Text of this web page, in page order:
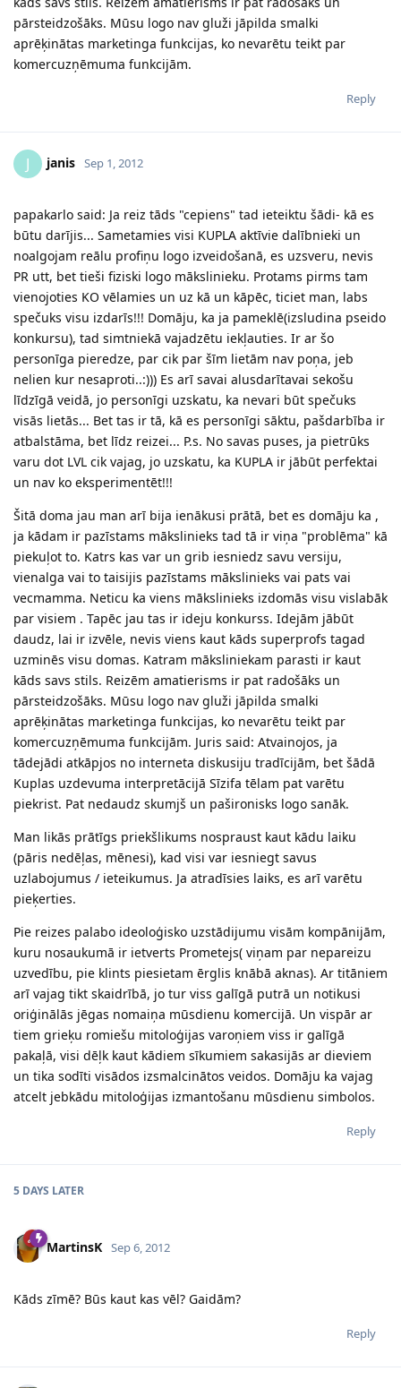
pārsteidzošāks. Mūsu logo nav gluži jāpilda smalki
aprēķinātas marketinga funkcijas, ko nevarētu teikt par
komercuzņēmuma funkcijām.
Reply
J janis Sep 1, 2012
papakarlo said: Ja reiz tāds "cepiens" tad ieteiktu šādi- kā es
būtu darījis... Sametamies visi KUPLA aktīvie dalībnieki un
noalgojam reālu profiņu logo izveidošanā, es uzsveru, nevis
PR utt, bet tieši fiziski logo mākslinieku. Protams pirms tam
vienojoties KO vēlamies un uz kā un kāpēc, ticiet man, labs
spečuks visu izdarīs!!! Domāju, ka ja pameklē(izsludina pseido
konkursu), tad simtniekā vajadzētu iekļauties. Ir ar šo
personīga pieredze, par cik par šīm lietām nav poņa, jeb
nelien kur nesaproti..:))) Es arī savai alusdarītavai sekošu
līdzīgā veidā, jo personīgi uzskatu, ka nevari būt spečuks
visās lietās... Bet tas ir tā, kā es personīgi sāktu, pašdarbība ir
atbalstāma, bet līdz reizei... P.s. No savas puses, ja pietrūks
varu dot LVL cik vajag, jo uzskatu, ka KUPLA ir jābūt perfektai
un nav ko eksperimentēt!!!
Šitā doma jau man arī bija ienākusi prātā, bet es domāju ka ,
ja kādam ir pazīstams mākslinieks tad tā ir viņa "problēma" kā
piekuļot to. Katrs kas var un grib iesniedz savu versiju,
vienalga vai to taisijis pazīstams mākslinieks vai pats vai
vecmamma. Neticu ka viens mākslinieks izdomās visu vislabāk
par visiem . Tapēc jau tas ir ideju konkurss. Idejām jābūt
daudz, lai ir izvēle, nevis viens kaut kāds superprofs tagad
uzminēs visu domas. Katram māksliniekam parasti ir kaut
kāds savs stils. Reizēm amatierisms ir pat radošāks un
pārsteidzošāks. Mūsu logo nav gluži jāpilda smalki
aprēķinātas marketinga funkcijas, ko nevarētu teikt par
komercuzņēmuma funkcijām. Juris said: Atvainojos, ja
tādejādi atkāpjos no interneta diskusiju tradīcijām, bet šādā
Kuplas uzdevuma interpretācijā Sīzifa tēlam pat varētu
piekrist. Pat nedaudz skumjš un pašironisks logo sanāk.
Man likās prātīgs priekšlikums nospraust kaut kādu laiku
(pāris nedēļas, mēnesi), kad visi var iesniegt savus
uzlabojumus / ieteikumus. Ja atradīsies laiks, es arī varētu
pieķerties.
Pie reizes palabo ideoloģisko uzstādijumu visām kompānijām,
kuru nosaukumā ir ietverts Prometejs( viņam par nepareizu
uzvedību, pie klints piesietam ērglis knābā aknas). Ar titāniem
arī vajag tikt skaidrībā, jo tur viss galīgā putrā un notikusi
oriģinālās jēgas nomaiņa mūsdienu komercijā. Un vispār ar
tiem grieķu romiešu mitoloģijas varoņiem viss ir galīgā
pakaļā, visi dēļk kaut kādiem sīkumiem sakasijās ar dieviem
un tika sodīti visādos izsmalcinātos veidos. Domāju ka vajag
atcelt jebkādu mitoloģijas izmantošanu mūsdienu simbolos.
Reply
5 DAYS LATER
MartinsK Sep 6, 2012
Kāds zīmē? Būs kaut kas vēl? Gaidām?
Reply